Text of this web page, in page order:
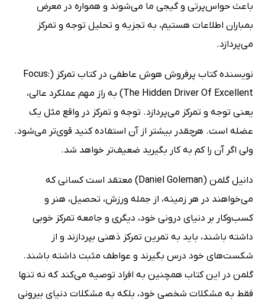
باعث حواس‌پرتی و گیجی ما می‌شوند و همواره در معرض
بمباران اطلاعات هستیم، به تجزیه و تحلیل توجه و تمرکز
می‌پردازد.
نویسنده کتاب پرفروش هوش عاطفی در کتاب تمرکز (Focus:
The Hidden Driver Of Excellent) به راز مهم عملکرد عالی،
یعنی توجه و تمرکز می‌پردازد. توجه و تمرکز در واقع مثل یک
عضله است. هرچقدر بیشتر از آن استفاده کنید قوی‌تر می‌شود.
ولی اگر آن را کم به‌ کار بگیرید ضعیف‌تر خواهد شد.
دانیل گلمن (Daniel Goleman) معتقد است کسانی که
می‌خواهند در هر زمینه، از جمله ورزش، تحصیل، هنر و
کسب‌و‌کار بر دنیای درونی خود، دیگری و جامعه تمرکز خوبی
داشته باشند، باید به تمرین تمرکز ذهنی بپردازند و از
شکست‌های خود درس بگیرند و عواطف مثبت داشته باشند.
گلمن در این کتاب همچنین به افراد توصیه می‌کند که نه تنها
فقط به مشکلات شخصی خود، بلکه به مشکلات دنیای بیرونی